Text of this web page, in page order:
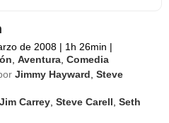
de 2008 | 1h 26min |
,Aventura ,Comedia
Jimmy Hayward ,Steve
Jim Carrey ,Steve Carell ,Seth